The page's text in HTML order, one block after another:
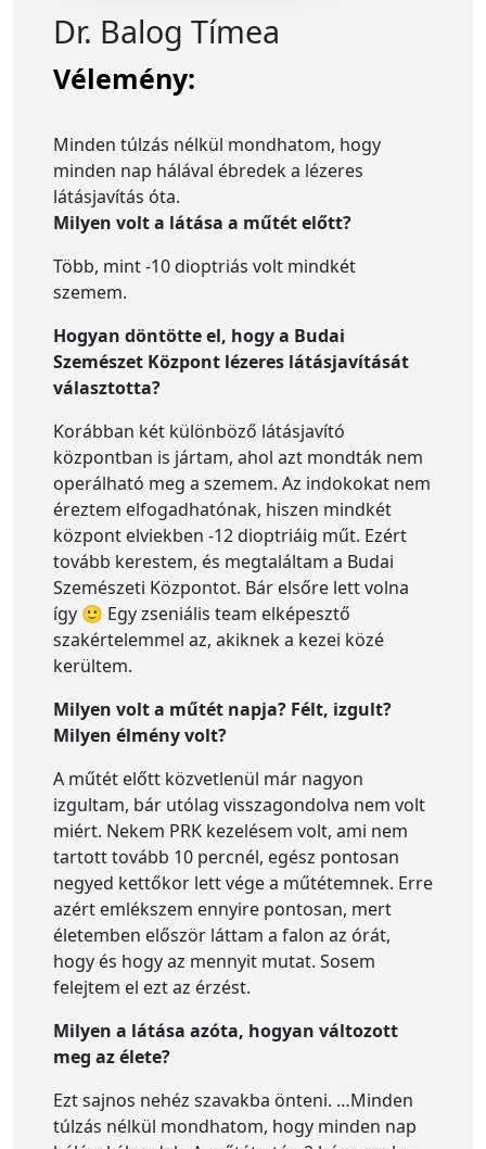
Dr. Balog Tímea
Vélemény:
Minden túlzás nélkül mondhatom, hogy
minden nap hálával ébredek a lézeres
látásjavítás óta.
Milyen volt a látása a műtét előtt?
Több, mint -10 dioptriás volt mindkét
szemem.
Hogyan döntötte el, hogy a Budai
Szemészet Központ lézeres látásjavítását
választotta?
Korábban két különböző látásjavító
központban is jártam, ahol azt mondták nem
operálható meg a szemem. Az indokokat nem
éreztem elfogadhatónak, hiszen mindkét
központ elviekben -12 dioptriáig műt. Ezért
tovább kerestem, és megtaláltam a Budai
Szemészeti Központot. Bár elsőre lett volna
így 🙂 Egy zseniális team elképesztő
szakértelemmel az, akiknek a kezei közé
kerültem.
Milyen volt a műtét napja? Félt, izgult?
Milyen élmény volt?
A műtét előtt közvetlenül már nagyon
izgultam, bár utólag visszagondolva nem volt
miért. Nekem PRK kezelésem volt, ami nem
tartott tovább 10 percnél, egész pontosan
negyed kettőkor lett vége a műtétemnek. Erre
azért emlékszem ennyire pontosan, mert
életemben először láttam a falon az órát,
hogy és hogy az mennyit mutat. Sosem
felejtem el ezt az érzést.
Milyen a látása azóta, hogyan változott
meg az élete?
Ezt sajnos nehéz szavakba önteni. …Minden
túlzás nélkül mondhatom, hogy minden nap